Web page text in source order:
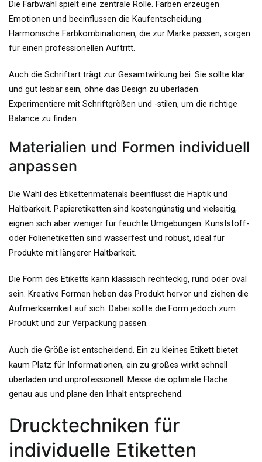
Die Farbwahl spielt eine zentrale Rolle. Farben erzeugen
Emotionen und beeinflussen die Kaufentscheidung.
Harmonische Farbkombinationen, die zur Marke passen, sorgen
für einen professionellen Auftritt.
Auch die Schriftart trägt zur Gesamtwirkung bei. Sie sollte klar
und gut lesbar sein, ohne das Design zu überladen.
Experimentiere mit Schriftgrößen und -stilen, um die richtige
Balance zu finden.
Materialien und Formen individuell
anpassen
Die Wahl des Etikettenmaterials beeinflusst die Haptik und
Haltbarkeit. Papieretiketten sind kostengünstig und vielseitig,
eignen sich aber weniger für feuchte Umgebungen. Kunststoff-
oder Folienetiketten sind wasserfest und robust, ideal für
Produkte mit längerer Haltbarkeit.
Die Form des Etiketts kann klassisch rechteckig, rund oder oval
sein. Kreative Formen heben das Produkt hervor und ziehen die
Aufmerksamkeit auf sich. Dabei sollte die Form jedoch zum
Produkt und zur Verpackung passen.
Auch die Größe ist entscheidend. Ein zu kleines Etikett bietet
kaum Platz für Informationen, ein zu großes wirkt schnell
überladen und unprofessionell. Messe die optimale Fläche
genau aus und plane den Inhalt entsprechend.
Drucktechniken für
individuelle Etiketten